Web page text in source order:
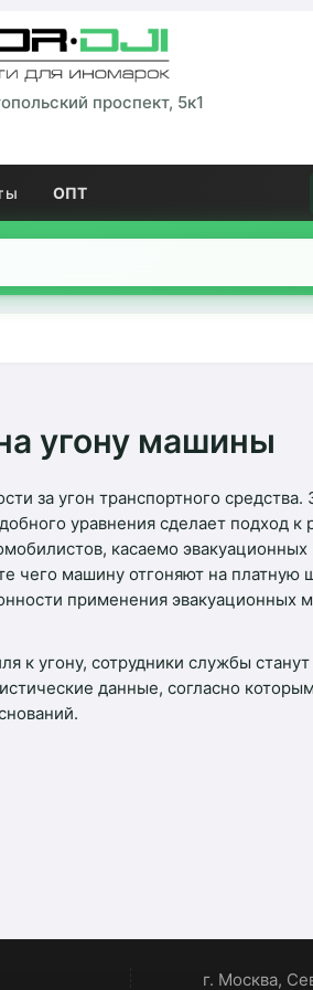
проспект, 5к1
ОПТ
угону машины
за угон транспортного
уравнения сделает подход к
касаемо
чего машину отгоняют на
применения
к угону, сотрудники службы
данные, согласно
г. Москва,